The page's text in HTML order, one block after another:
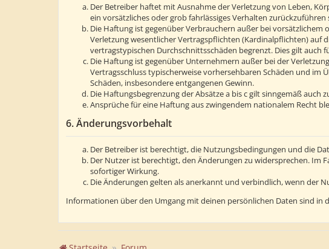
Der Betreiber haftet mit Ausnahme der Verletzung von Leben,
ein vorsätzliches oder grob fahrlässiges Verhalten
Die Haftung ist gegenüber Verbrauchern außer bei
Verletzung wesentlicher Vertragspflichten (Kardinalpflichten) auf
vertragstypischen Durchschnittsschäden begrenzt. Dies gilt auch
Die Haftung ist gegenüber Unternehmern außer bei der
Vertragsschluss typischerweise vorhersehbaren Schäden und
Schäden, insbesondere entgangenen Gewinn.
Die Haftungsbegrenzung der Absätze a bis c gilt sinngemäß
Ansprüche für eine Haftung aus zwingendem nationalem Recht
6. Änderungsvorbehalt
Der Betreiber ist berechtigt, die Nutzungsbedingungen und die
Der Nutzer ist berechtigt, den Änderungen zu widersprechen. Im
sofortiger Wirkung.
Die Änderungen gelten als anerkannt und verbindlich, wenn der
Informationen über den Umgang mit deinen persönlichen Daten sind in